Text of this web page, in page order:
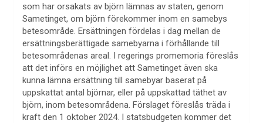
som har orsakats av björn lämnas av staten, genom
Sametinget, om björn förekommer inom en samebys
betesområde. Ersättningen fördelas i dag mellan de
ersättningsberättigade samebyarna i förhållande till
betesområdenas areal. I regerings promemoria föreslås
att det införs en möjlighet att Sametinget även ska
kunna lämna ersättning till samebyar baserat på
uppskattat antal björnar, eller på uppskattad täthet av
björn, inom betesområdena. Förslaget föreslås träda i
kraft den 1 oktober 2024. I statsbudgeten kommer det